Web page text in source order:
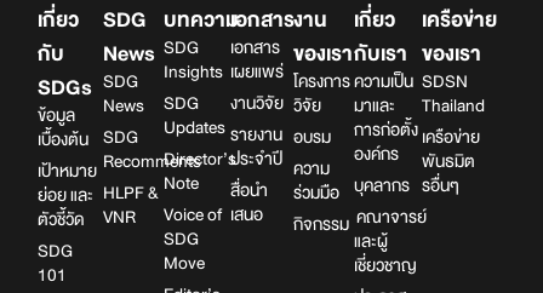
เกี่ยว
กับ
SDGs
ข้อมูล
เบื้องต้น
เป้าหมาย
ย่อย และ
ตัวชี้วัด
SDG
101
SDG
News
SDG
News
SDG
Recomments
HLPF &
VNR
บทความ
SDG
Insights
SDG
Updates
Director’s
Note
Voice of
SDG
Move
เอกสาร
เอกสาร
เผยแพร่
งานวิจัย
รายงาน
ประจำปี
สื่อนำ
เสนอ
งาน
ของเรา
โครงการ
วิจัย
อบรม
ความ
ร่วมมือ
กิจกรรม
เกี่ยว
กับเรา
ความเป็น
มาและ
การก่อตั้ง
องค์กร
บุคลากร
คณาจารย์
และผู้
เชี่ยวชาญ
เครือข่าย
ของเรา
SDSN
Thailand
เครือข่าย
พันธมิต
รอื่นๆ